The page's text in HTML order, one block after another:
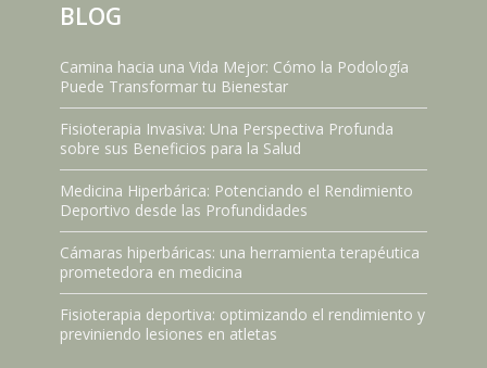
BLOG
Camina hacia una Vida Mejor: Cómo la Podología
Puede Transformar tu Bienestar
Fisioterapia Invasiva: Una Perspectiva Profunda
sobre sus Beneficios para la Salud
Medicina Hiperbárica: Potenciando el Rendimiento
Deportivo desde las Profundidades
Cámaras hiperbáricas: una herramienta terapéutica
prometedora en medicina
Fisioterapia deportiva: optimizando el rendimiento y
previniendo lesiones en atletas